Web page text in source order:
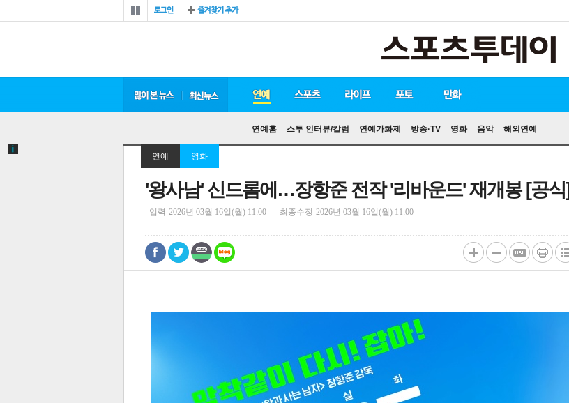
연예홈 스투 인터뷰/칼럼 연예가화제 방송·TV 영화 음악 해외연예
연예 영화
'왕사남' 신드롬에…장항준 전작 '리바운드' 재개봉 [공식]
입력 2026년 03월 16일(월) 11:00 최종수정 2026년 03월 16일(월) 11:00
0